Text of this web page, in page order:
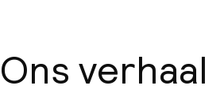
Overal rookvrij
Ons verhaal